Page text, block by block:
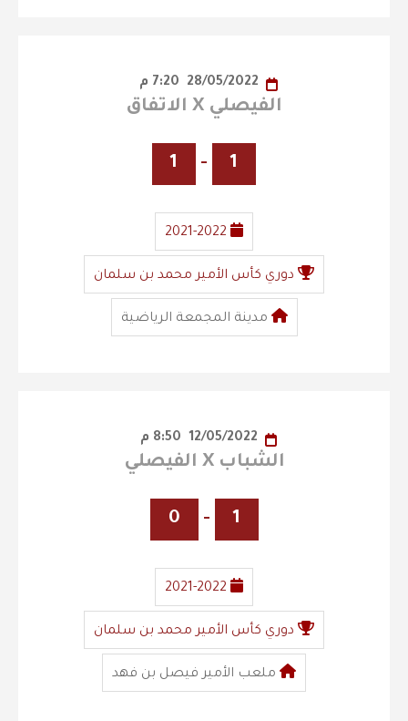
الفيصلي X الاتفاق
1
-
1
2021-2022
دوري كأس الأمير محمد بن سلمان
مدينة المجمعة الرياضية
الشباب X الفيصلي
1
-
0
2021-2022
دوري كأس الأمير محمد بن سلمان
ملعب الأمير فيصل بن فهد